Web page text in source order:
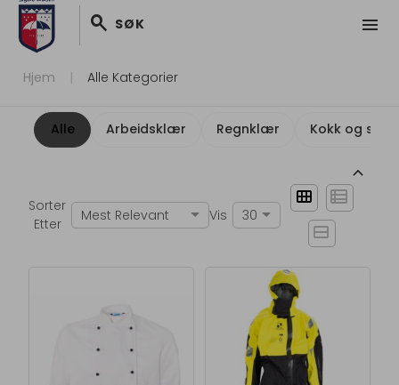
search SØK menu
Hjem Alle Kategorier
Alle Arbeidsklær Regnklær Kokk og
Sorter
Etter
Mest Relevant Vis 30
view_module
view_list
view_stream
keyboard_arrow_up